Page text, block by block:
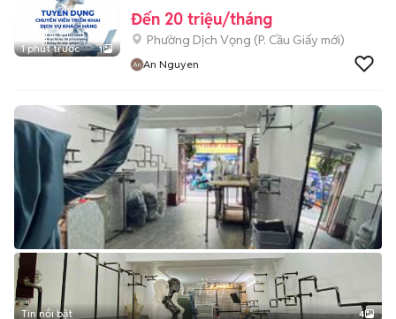
1 phút trước 1
Đến 20 triệu/tháng
Phường Dịch Vọng (P. Cầu Giấy mới)
An Nguyen
Tin nổi bật 4